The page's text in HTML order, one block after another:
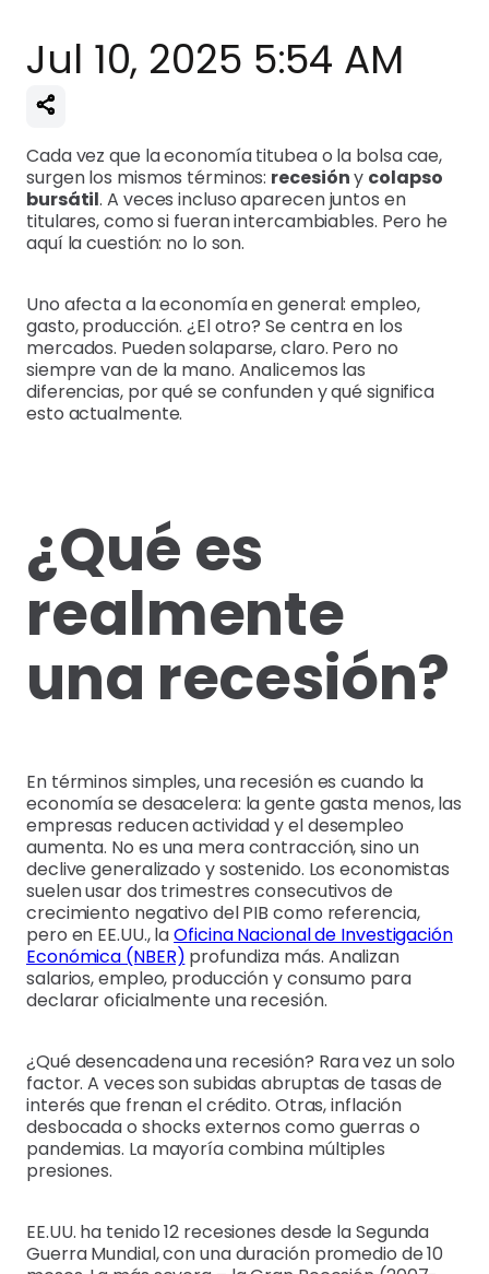
Jul 10, 2025 5:54 AM
Cada vez que la economía titubea o la bolsa cae,
surgen los mismos términos: recesióny colapso
bursátil. A veces incluso aparecen juntos en
titulares, como si fueran intercambiables. Pero he
aquí la cuestión: no lo son.
Uno afecta a la economía en general: empleo,
gasto, producción. ¿El otro? Se centra en los
mercados. Pueden solaparse, claro. Pero no
siempre van de la mano. Analicemos las
diferencias, por qué se confunden y qué significa
esto actualmente.
¿Qué es
realmente
una recesión?
En términos simples, una recesión es cuando la
economía se desacelera: la gente gasta menos, las
empresas reducen actividad y el desempleo
aumenta. No es una mera contracción, sino un
declive generalizado y sostenido. Los economistas
suelen usar dos trimestres consecutivos de
crecimiento negativo del PIB como referencia,
pero en EE.UU., laOficina Nacional de Investigación
Económica (NBER) profundiza más. Analizan
salarios, empleo, producción y consumo para
declarar oficialmente una recesión.
¿Qué desencadena una recesión? Rara vez un solo
factor. A veces son subidas abruptas de tasas de
interés que frenan el crédito. Otras, inflación
desbocada o shocks externos como guerras o
pandemias. La mayoría combina múltiples
presiones.
EE.UU. ha tenido 12 recesiones desde la Segunda
Guerra Mundial, con una duración promedio de 10